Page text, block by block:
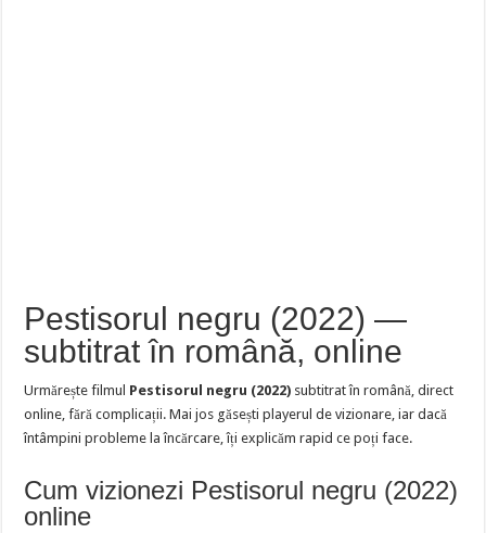
Pestisorul negru (2022) —
subtitrat în română, online
Urmărește filmul Pestisorul negru (2022) subtitrat în română, direct
online, fără complicații. Mai jos găsești playerul de vizionare, iar dacă
întâmpini probleme la încărcare, îți explicăm rapid ce poți face.
Cum vizionezi Pestisorul negru (2022)
online